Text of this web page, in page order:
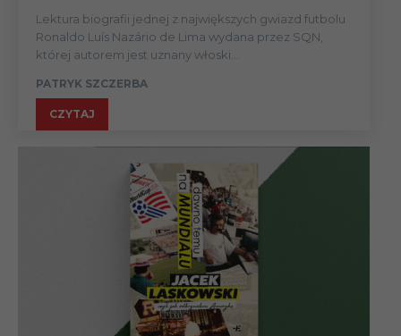
Lektura biografii jednej z największych gwiazd futbolu
Ronaldo Luís Nazário de Lima wydana przez SQN,
której autorem jest uznany włoski...
PATRYK SZCZERBA
CZYTAJ